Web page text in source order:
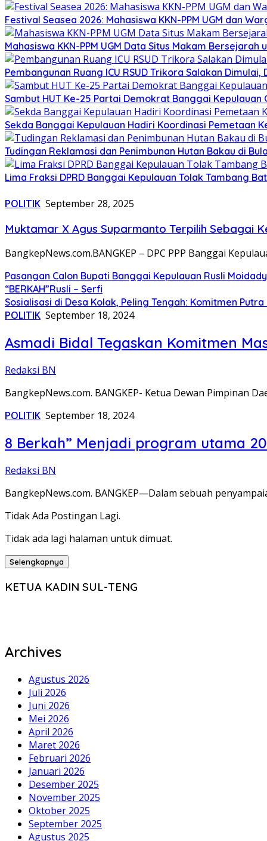
Festival Seasea 2026: Mahasiswa KKN-PPM UGM dan
Mahasiswa KKN-PPM UGM Data Situs Makam
Pembangunan Ruang ICU RSUD Trikora Salakan
Sambut HUT Ke-25 Partai Demokrat Banggai Kepulauan
Sekda Banggai Kepulauan Hadiri Koordinasi Pemetaan
Tudingan Reklamasi dan Penimbunan Hutan Bakau di
Lima Fraksi DPRD Banggai Kepulauan Tolak Tambang
POLITIK September 28, 2025
Muktamar X Agus Suparmanto Terpilih Sebagai
BangkepNews.com.BANGKEP – DPC PPP Banggai
Pasangan Calon Bupati Banggai Kepulauan Rusli
“BERKAH”Rusli – Serfi
Sosialisasi di Desa Kolak, Peling Tengah: Komitmen
POLITIK September 18, 2024
Asmadi Bidal Tegaskan Komitmen
Redaksi BN
BangkepNews.com. BANGKEP- Ketua Dewan Pimpinan
POLITIK September 18, 2024
8 Berkah” Menjadi program utama
Redaksi BN
BangkepNews.com. BANGKEP—Dalam sebuah
Tidak Ada Postingan Lagi.
Tidak ada lagi halaman untuk dimuat.
Selengkapnya
KETUA KADIN SUL-TENG
Archives
Agustus 2026
Juli 2026
Juni 2026
Mei 2026
April 2026
Maret 2026
Februari 2026
Januari 2026
Desember 2025
November 2025
Oktober 2025
September 2025
Agustus 2025